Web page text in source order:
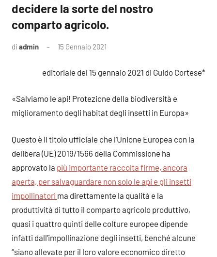
decidere la sorte del nostro
comparto agricolo.
di admin 15 Gennaio 2021
editoriale del 15 gennaio 2021 di Guido Cortese*
«Salviamo le api! Protezione della biodiversità e
miglioramento degli habitat degli insetti in Europa»
Questo è il titolo ufficiale che l’Unione Europea con la
delibera (UE) 2019/1566 della Commissione ha
approvato la più importante raccolta firme, ancora
aperta, per salvaguardare non solo le api e gli insetti
impollinatori ma direttamente la qualità e la
produttività di tutto il comparto agricolo produttivo,
quasi i quattro quinti delle colture europee dipende
infatti dall’impollinazione degli insetti, benché alcune
“siano allevate per il loro valore economico diretto